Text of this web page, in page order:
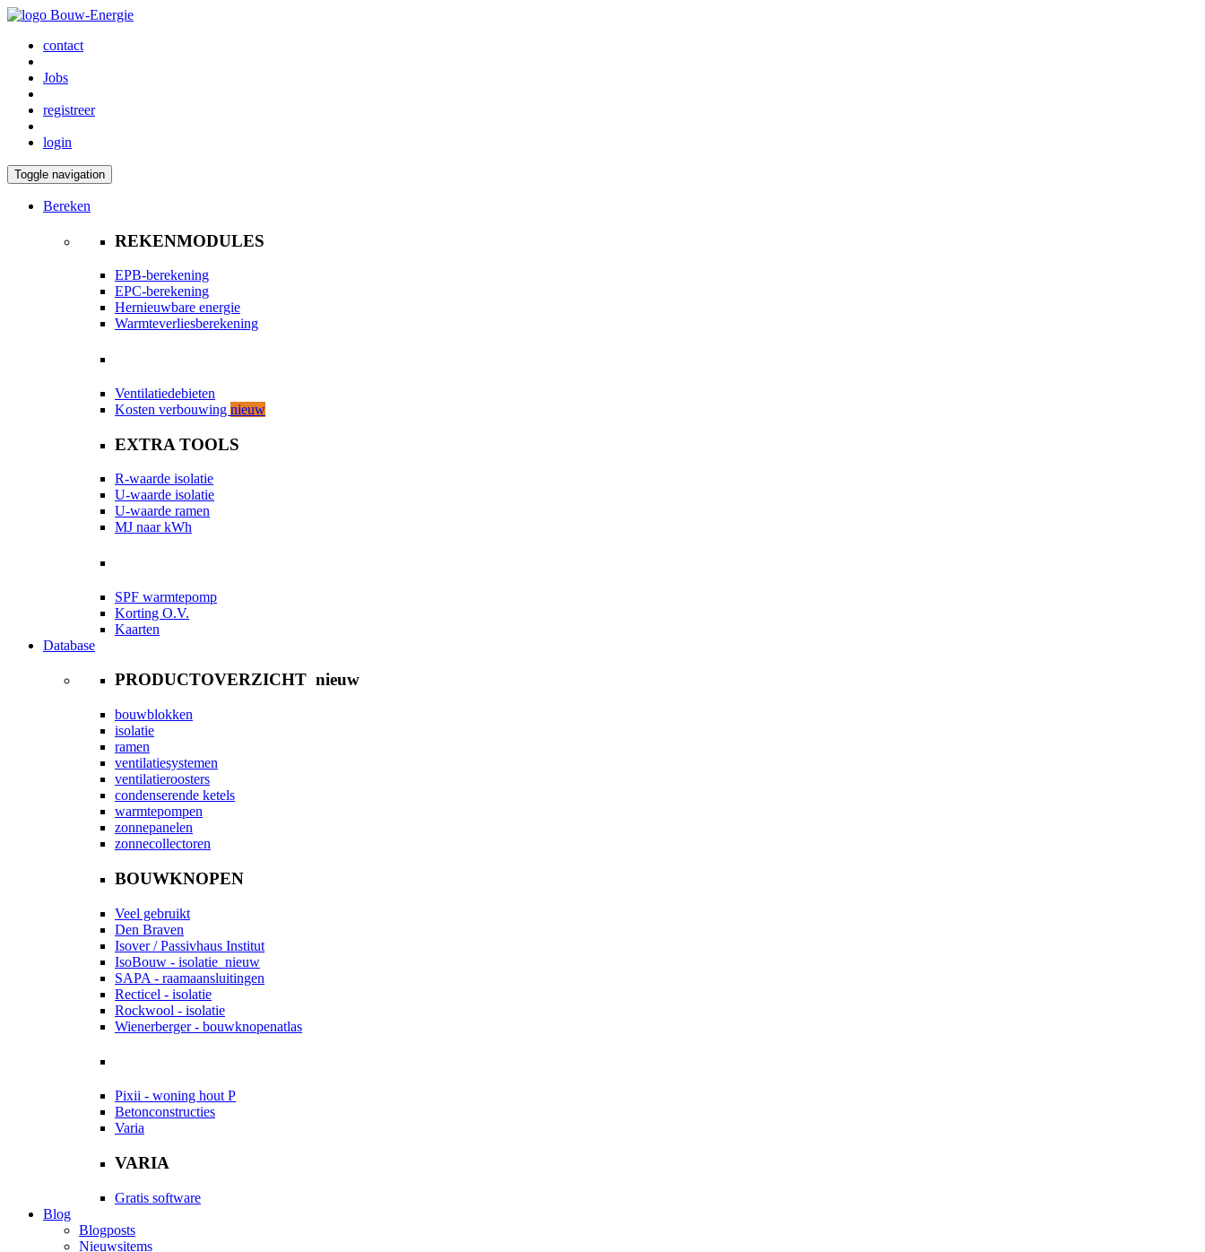
contact
Jobs
registreer
login
Toggle navigation
Bereken
REKENMODULES
EPB-berekening
EPC-berekening
Hernieuwbare energie
Warmteverliesberekening
Ventilatiedebieten
Kosten verbouwing nieuw
EXTRA TOOLS
R-waarde isolatie
U-waarde isolatie
U-waarde ramen
MJ naar kWh
SPF warmtepomp
Korting O.V.
Kaarten
Database
PRODUCTOVERZICHT nieuw
bouwblokken
isolatie
ramen
ventilatiesystemen
ventilatieroosters
condenserende ketels
warmtepompen
zonnepanelen
zonnecollectoren
BOUWKNOPEN
Veel gebruikt
Den Braven
Isover / Passivhaus Institut
IsoBouw - isolatie nieuw
SAPA - raamaansluitingen
Recticel - isolatie
Rockwool - isolatie
Wienerberger - bouwknopenatlas
Pixii - woning hout P
Betonconstructies
Varia
VARIA
Gratis software
Blog
Blogposts
Nieuwsitems